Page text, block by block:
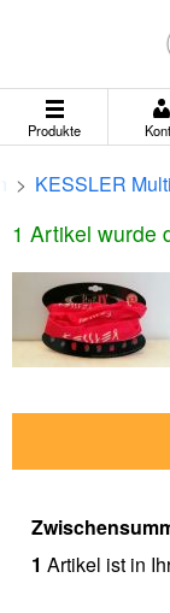
Produkte
> KESSLER
1 Artikel wurde
1 Artikel ist in